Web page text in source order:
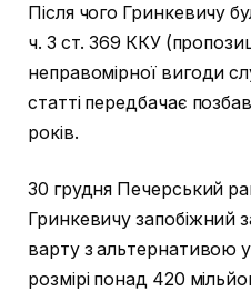
Після чого Гринкевичу
ч. 3 ст. 369 ККУ
неправомірної вигоди
статті передбачає
років.
30 грудня Печерський
Гринкевичу запобіжний
варту з альтернативою
розмірі понад 420